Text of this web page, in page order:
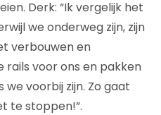
Derk: “Ik vergelijk het
we onderweg zijn, zijn
verbouwen en
rails voor ons en pakken
we voorbij zijn. Zo gaat
te stoppen!”.